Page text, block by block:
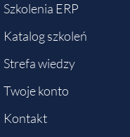
Szkolenia ERP
Katalog szkoleń
Strefa wiedzy
Twoje konto
Kontakt